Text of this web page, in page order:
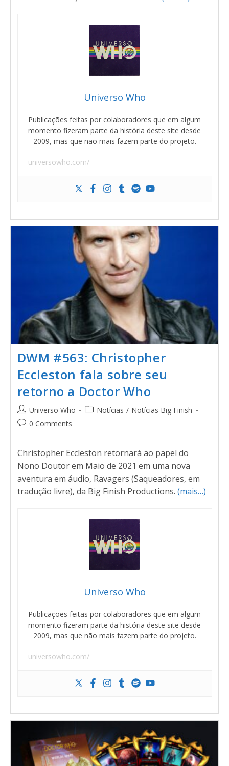
Universo Who
Publicações feitas por colaboradores que em algum
momento fizeram parte da história deste site desde
2009, mas que não mais fazem parte do projeto.
universowho.com/
DWM #563: Christopher
Eccleston fala sobre seu
retorno a Doctor Who
Universo Who Notícias / Notícias Big Finish
0 Comments
Christopher Eccleston retornará ao papel do
Nono Doutor em Maio de 2021 em uma nova
aventura em áudio, Ravagers (Saqueadores, em
tradução livre), da Big Finish Productions. (mais…)
Universo Who
Publicações feitas por colaboradores que em algum
momento fizeram parte da história deste site desde
2009, mas que não mais fazem parte do projeto.
universowho.com/